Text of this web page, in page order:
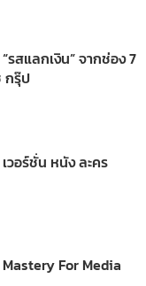
รสแลกเงิน” จากช่อง 7
กรุ๊ป
วอร์ชั่น หนัง ละคร
For Media